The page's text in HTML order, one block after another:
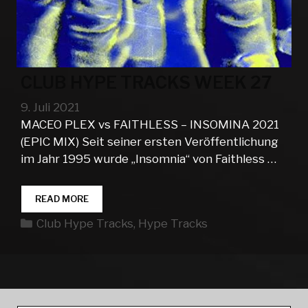
9. Juli 2021
MACEO PLEX vs FAITHLESS – INSOMINA 2021
(EPIC MIX) Seit seiner ersten Veröffentlichung
im Jahr 1995 wurde „Insomnia“ von Faithless …
READ MORECLUB
HYPE
TRACKS
Kategorien
Club Hype Tracks, Hype Tracks